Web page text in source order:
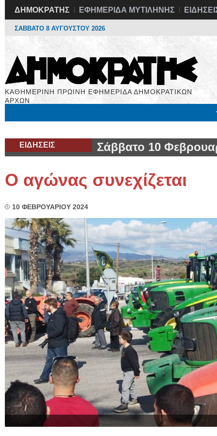
ΔΗΜΟΚΡΑΤΗΣ ΕΦΗΜΕΡΙΔΑ ΜΥΤΙΛΗΝΗΣ
ΣΑΒΒΑΤΟ 8 ΑΥΓΟΥΣΤΟΥ 2026
ΚΑΘΗΜΕΡΙΝΗ ΠΡΩΙΝΗ ΕΦΗΜΕΡΙΔΑ ΔΗΜΟΚΡΑΤΙΚΩΝ
ΑΡΧΩΝ
ΕΙΔΗΣΕΙΣ Σάββατο 10
Ο αγώνας συνεχίζεται
10 ΦΕΒΡΟΥΑΡΙΟΥ 2024